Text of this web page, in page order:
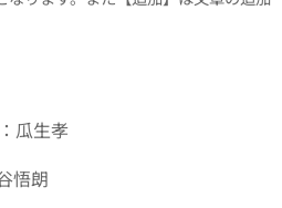
瓜生孝
悟朗